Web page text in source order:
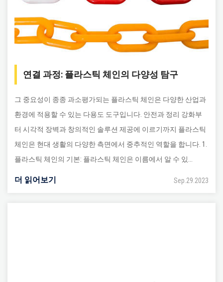
연결 과정: 플라스틱 체인의 다양성 탐구
그 중요성이 종종 과소평가되는 플라스틱 체인은 다양한 산업과
환경에 적용할 수 있는 다용도 도구입니다. 안전과 정리 강화부
터 시각적 장벽과 창의적인 솔루션 제공에 이르기까지 플라스틱
체인은 현대 생활의 다양한 측면에서 중추적인 역할을 합니다. 1.
플라스틱 체인의 기본: 플라스틱 체인은 이름에서 알 수 있...
더 읽어보기 Sep.29.2023